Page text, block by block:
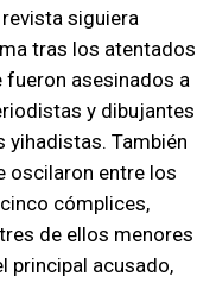
siguiera
tras los atentados
fueron asesinados a
y dibujantes
yihadistas. También
oscilaron entre los
cómplices,
de ellos menores
principal acusado,